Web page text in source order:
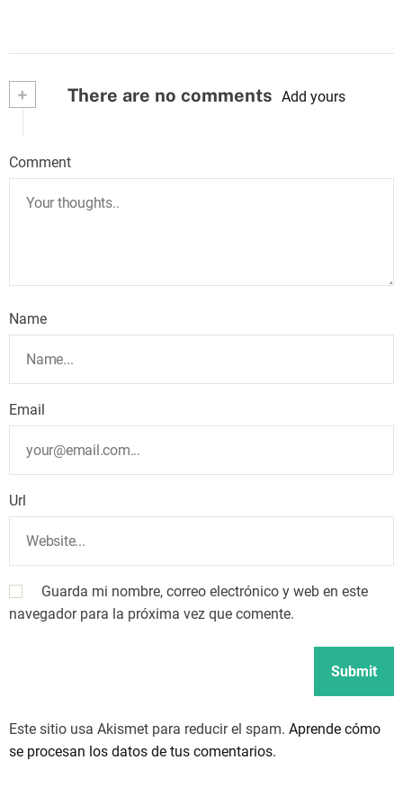
+ There are no comments Add yours
Comment
Name
Email
Url
Guarda mi nombre, correo electrónico y web en este
navegador para la próxima vez que comente.
Este sitio usa Akismet para reducir el spam. Aprende cómo
se procesan los datos de tus comentarios.